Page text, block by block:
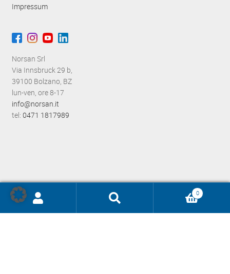
Impressum
Norsan Srl
Via Innsbruck 29 b,
39100 Bolzano, BZ
lun-ven, ore 8-17
info@norsan.it
tel: 0471 1817989
Ricerca
0